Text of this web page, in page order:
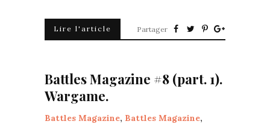
Lire l'article Partager
Battles Magazine #8 (part. 1).
Wargame.
Battles Magazine, Battles Magazine,